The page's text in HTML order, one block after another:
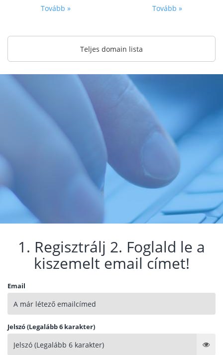
Tovább » Tovább »
Teljes domain lista
1. Regisztrálj 2. Foglald le a
kiszemelt email címet!
Email
Jelszó (Legalább 6 karakter)